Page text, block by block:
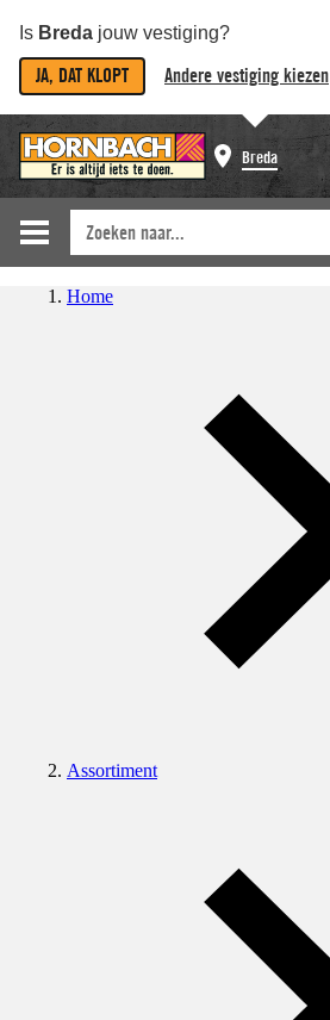
Is Breda jouw vestiging?
JA, DAT KLOPT Andere vestiging kiezen
Breda
Home
Assortiment